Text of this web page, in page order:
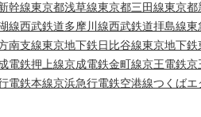
幹線東京都浅草線東京都三田線東京都
線西武鉄道多摩川線西武鉄道拝島線東
南支線東京地下鉄日比谷線東京地下鉄
電鉄押上線京成電鉄金町線京王電鉄京
電鉄本線京浜急行電鉄空港線つくばエ